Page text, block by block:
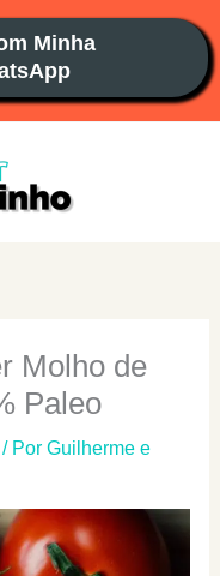
Minha
Molho de
Paleo
Por Guilherme e